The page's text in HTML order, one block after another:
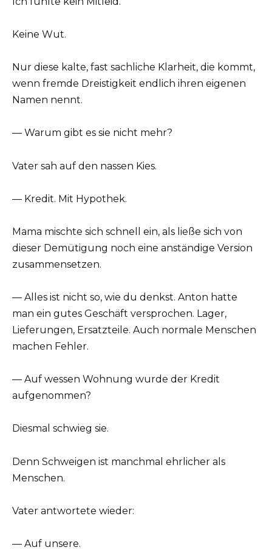
Keine Wut.
Nur diese kalte, fast sachliche Klarheit, die kommt,
wenn fremde Dreistigkeit endlich ihren eigenen
Namen nennt.
— Warum gibt es sie nicht mehr?
Vater sah auf den nassen Kies.
— Kredit. Mit Hypothek.
Mama mischte sich schnell ein, als ließe sich von
dieser Demütigung noch eine anständige Version
zusammensetzen.
— Alles ist nicht so, wie du denkst. Anton hatte
man ein gutes Geschäft versprochen. Lager,
Lieferungen, Ersatzteile. Auch normale Menschen
machen Fehler.
— Auf wessen Wohnung wurde der Kredit
aufgenommen?
Diesmal schwieg sie.
Denn Schweigen ist manchmal ehrlicher als
Menschen.
Vater antwortete wieder:
— Auf unsere.